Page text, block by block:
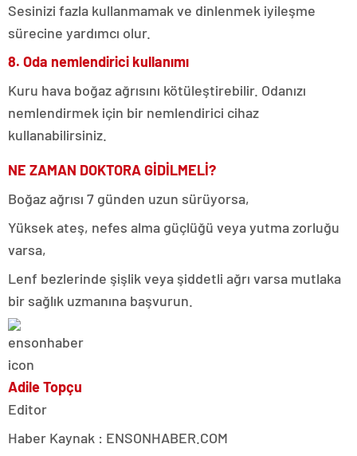
Sesinizi fazla kullanmamak ve dinlenmek iyileşme
sürecine yardımcı olur.
8. Oda nemlendirici kullanımı
Kuru hava boğaz ağrısını kötüleştirebilir. Odanızı
nemlendirmek için bir nemlendirici cihaz
kullanabilirsiniz.
NE ZAMAN DOKTORA GİDİLMELİ?
Boğaz ağrısı 7 günden uzun sürüyorsa,
Yüksek ateş, nefes alma güçlüğü veya yutma zorluğu
varsa,
Lenf bezlerinde şişlik veya şiddetli ağrı varsa mutlaka
bir sağlık uzmanına başvurun.
Adile Topçu
Editor
Haber Kaynak : ENSONHABER.COM